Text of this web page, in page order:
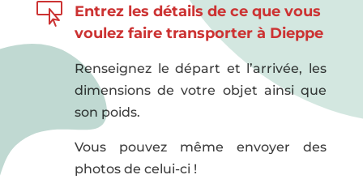

Entrez les détails de ce que vous
voulez faire transporter à Dieppe
Renseignez le départ et l’arrivée, les
dimensions de votre objet ainsi que
son poids.
Vous pouvez même envoyer des
photos de celui-ci !